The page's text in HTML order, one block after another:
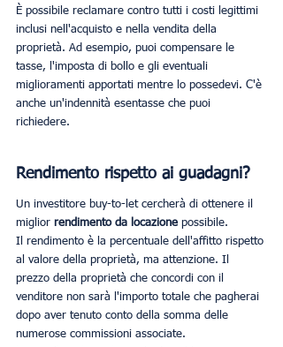
È possibile reclamare contro tutti i costi legittimi
inclusi nell'acquisto e nella vendita della
proprietà. Ad esempio, puoi compensare le
tasse, l'imposta di bollo e gli eventuali
miglioramenti apportati mentre lo possedevi. C'è
anche un'indennità esentasse che puoi
richiedere.
Rendimento rispetto ai guadagni?
Un investitore buy-to-let cercherà di ottenere il
miglior rendimento da locazione possibile.
Il rendimento è la percentuale dell'affitto rispetto
al valore della proprietà, ma attenzione. Il
prezzo della proprietà che concordi con il
venditore non sarà l'importo totale che pagherai
dopo aver tenuto conto della somma delle
numerose commissioni associate.